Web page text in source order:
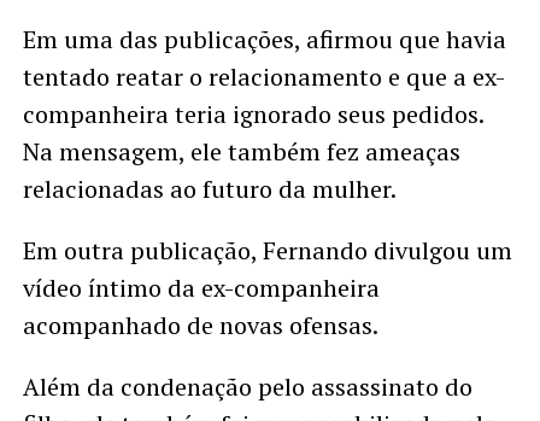
Em uma das publicações, afirmou que havia
tentado reatar o relacionamento e que a ex-
companheira teria ignorado seus pedidos.
Na mensagem, ele também fez ameaças
relacionadas ao futuro da mulher.
Em outra publicação, Fernando divulgou um
vídeo íntimo da ex-companheira
acompanhado de novas ofensas.
Além da condenação pelo assassinato do